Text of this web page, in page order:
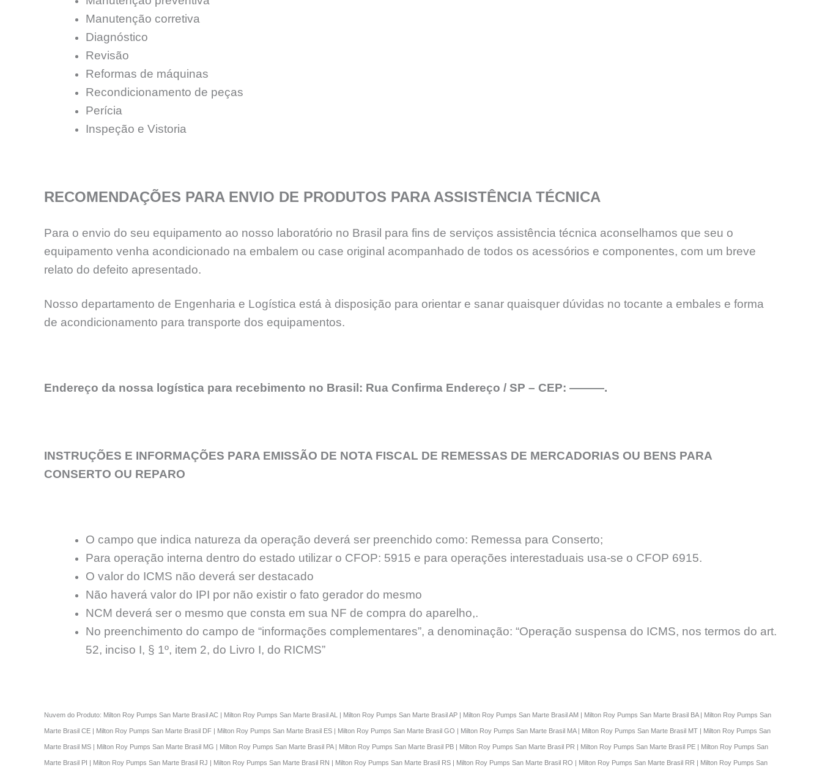
Manutenção corretiva
Diagnóstico
Revisão
Reformas de máquinas
Recondicionamento de peças
Perícia
Inspeção e Vistoria
RECOMENDAÇÕES PARA ENVIO DE PRODUTOS PARA ASSISTÊNCIA TÉCNICA
Para o envio do seu equipamento ao nosso laboratório no Brasil para fins de serviços assistência técnica aconselhamos que seu o
equipamento venha acondicionado na embalem ou case original acompanhado de todos os acessórios e componentes, com um breve
relato do defeito apresentado.
Nosso departamento de Engenharia e Logística está à disposição para orientar e sanar quaisquer dúvidas no tocante a embales e forma
de acondicionamento para transporte dos equipamentos.
Endereço da nossa logística para recebimento no Brasil: Rua Confirma Endereço / SP – CEP: ———.
INSTRUÇÕES E INFORMAÇÕES PARA EMISSÃO DE NOTA FISCAL DE REMESSAS DE MERCADORIAS OU BENS PARA
CONSERTO OU REPARO
O campo que indica natureza da operação deverá ser preenchido como: Remessa para Conserto;
Para operação interna dentro do estado utilizar o CFOP: 5915 e para operações interestaduais usa-se o CFOP 6915.
O valor do ICMS não deverá ser destacado
Não haverá valor do IPI por não existir o fato gerador do mesmo
NCM deverá ser o mesmo que consta em sua NF de compra do aparelho,.
No preenchimento do campo de “informações complementares”, a denominação: “Operação suspensa do ICMS, nos termos do art.
52, inciso I, § 1º, item 2, do Livro I, do RICMS”
Nuvem do Produto: Milton Roy Pumps San Marte Brasil AC | Milton Roy Pumps San Marte Brasil AL | Milton Roy Pumps San Marte Brasil AP | Milton Roy Pumps San Marte Brasil AM | Milton Roy Pumps San Marte Brasil BA | Milton Roy Pumps San
Marte Brasil CE | Milton Roy Pumps San Marte Brasil DF | Milton Roy Pumps San Marte Brasil ES | Milton Roy Pumps San Marte Brasil GO | Milton Roy Pumps San Marte Brasil MA | Milton Roy Pumps San Marte Brasil MT | Milton Roy Pumps San
Marte Brasil MS | Milton Roy Pumps San Marte Brasil MG | Milton Roy Pumps San Marte Brasil PA | Milton Roy Pumps San Marte Brasil PB | Milton Roy Pumps San Marte Brasil PR | Milton Roy Pumps San Marte Brasil PE | Milton Roy Pumps San
Marte Brasil PI | Milton Roy Pumps San Marte Brasil RJ | Milton Roy Pumps San Marte Brasil RN | Milton Roy Pumps San Marte Brasil RS | Milton Roy Pumps San Marte Brasil RO | Milton Roy Pumps San Marte Brasil RR | Milton Roy Pumps San